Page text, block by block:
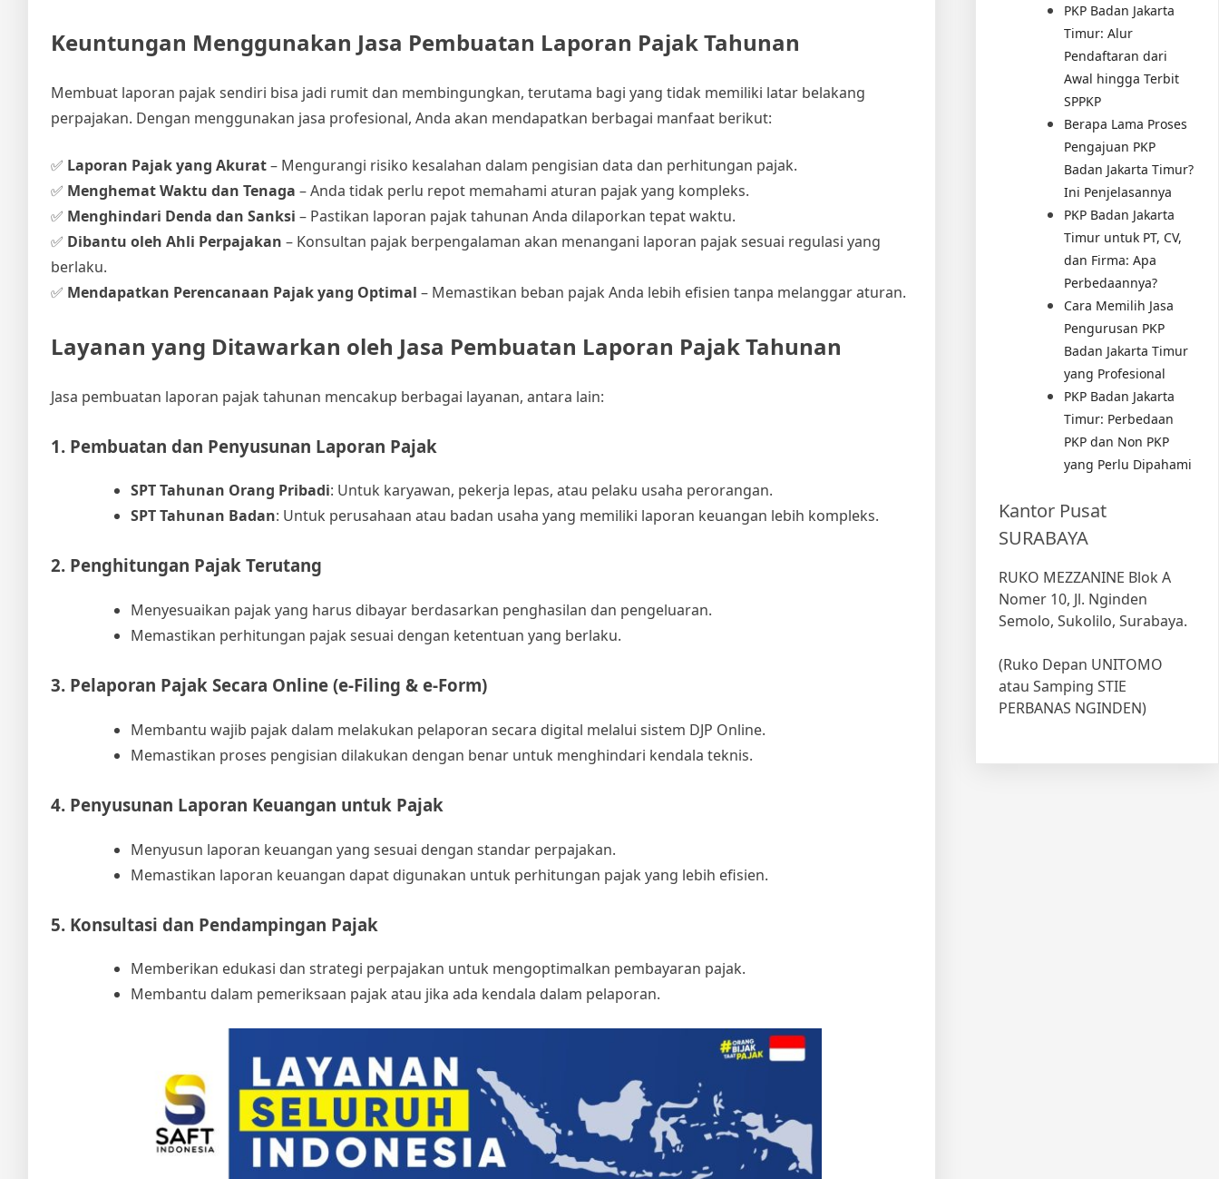
Keuntungan Menggunakan Jasa Pembuatan Laporan Pajak Tahunan
Membuat laporan pajak sendiri bisa jadi rumit dan membingungkan, terutama bagi yang tidak memiliki latar belakang
perpajakan. Dengan menggunakan jasa profesional, Anda akan mendapatkan berbagai manfaat berikut:
✅ Laporan Pajak yang Akurat– Mengurangi risiko kesalahan dalam pengisian data dan perhitungan pajak.
✅ Menghemat Waktu dan Tenaga – Anda tidak perlu repot memahami aturan pajak yang kompleks.
✅ Menghindari Denda dan Sanksi – Pastikan laporan pajak tahunan Anda dilaporkan tepat waktu.
✅ Dibantu oleh Ahli Perpajakan – Konsultan pajak berpengalaman akan menangani laporan pajak sesuai regulasi yang
berlaku.
✅ Mendapatkan Perencanaan Pajak yang Optimal – Memastikan beban pajak Anda lebih efisien tanpa melanggar aturan.
Layanan yang Ditawarkan oleh Jasa Pembuatan Laporan Pajak Tahunan
Jasa pembuatan laporan pajak tahunan mencakup berbagai layanan, antara lain:
1. Pembuatan dan Penyusunan Laporan Pajak
SPT Tahunan Orang Pribadi: Untuk karyawan, pekerja lepas, atau pelaku usaha perorangan.
SPT Tahunan Badan: Untuk perusahaan atau badan usaha yang memiliki laporan keuangan lebih kompleks.
2. Penghitungan Pajak Terutang
Menyesuaikan pajak yang harus dibayar berdasarkan penghasilan dan pengeluaran.
Memastikan perhitungan pajak sesuai dengan ketentuan yang berlaku.
3. Pelaporan Pajak Secara Online (e-Filing & e-Form)
Membantu wajib pajak dalam melakukan pelaporan secara digital melalui sistem DJP Online.
Memastikan proses pengisian dilakukan dengan benar untuk menghindari kendala teknis.
4. Penyusunan Laporan Keuangan untuk Pajak
Menyusun laporan keuangan yang sesuai dengan standar perpajakan.
Memastikan laporan keuangan dapat digunakan untuk perhitungan pajak yang lebih efisien.
5. Konsultasi dan Pendampingan Pajak
Memberikan edukasi dan strategi perpajakan untuk mengoptimalkan pembayaran pajak.
Membantu dalam pemeriksaan pajak atau jika ada kendala dalam pelaporan.
PKP Badan Jakarta
Timur: Alur
Pendaftaran dari
Awal hingga Terbit
SPPKP
Berapa Lama Proses
Pengajuan PKP
Badan Jakarta Timur?
Ini Penjelasannya
PKP Badan Jakarta
Timur untuk PT, CV,
dan Firma: Apa
Perbedaannya?
Cara Memilih Jasa
Pengurusan PKP
Badan Jakarta Timur
yang Profesional
PKP Badan Jakarta
Timur: Perbedaan
PKP dan Non PKP
yang Perlu Dipahami
Kantor Pusat
SURABAYA
RUKO MEZZANINE Blok A
Nomer 10, Jl. Nginden
Semolo, Sukolilo, Surabaya.
(Ruko Depan UNITOMO
atau Samping STIE
PERBANAS NGINDEN)